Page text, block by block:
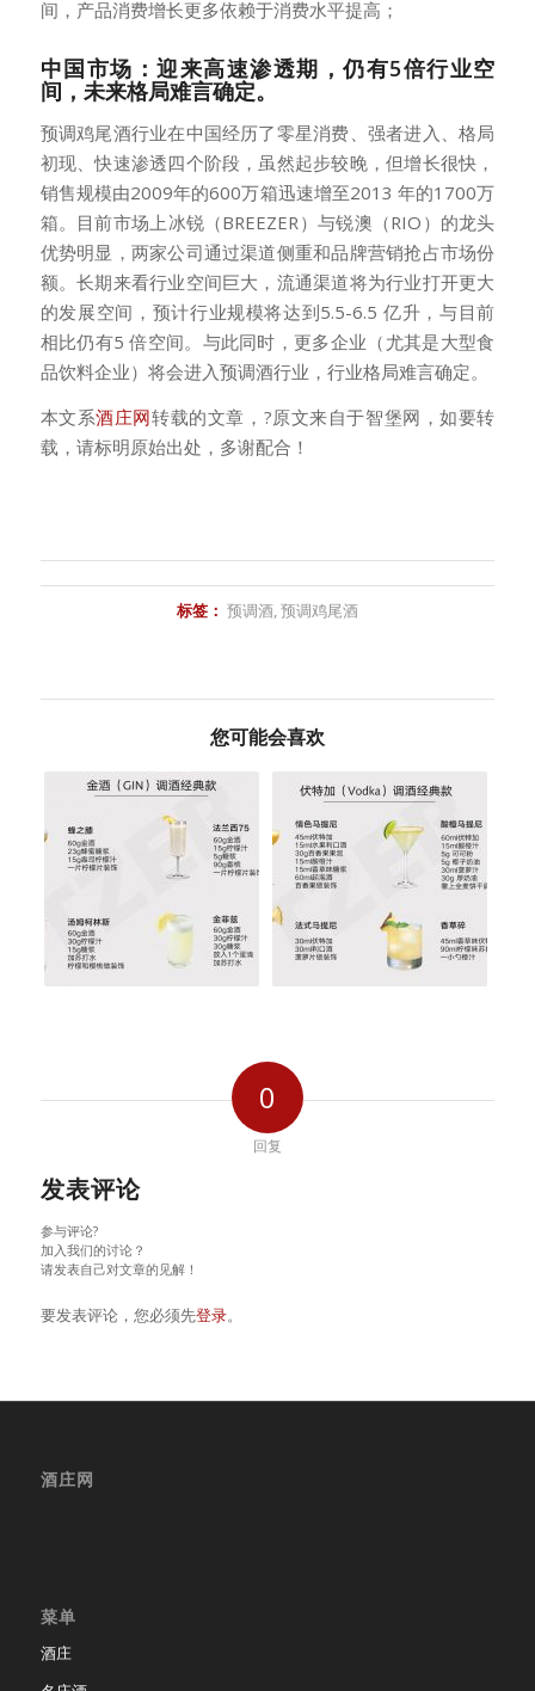
间，产品消费增长更多依赖于消费水平提高；
中国市场：迎来高速渗透期，仍有5倍行业空
间，未来格局难言确定。
预调鸡尾酒行业在中国经历了零星消费、强者进入、格局
初现、快速渗透四个阶段，虽然起步较晚，但增长很快，
销售规模由2009年的600万箱迅速增至2013 年的1700万
箱。目前市场上冰锐（BREEZER）与锐澳（RIO）的龙头
优势明显，两家公司通过渠道侧重和品牌营销抢占市场份
额。长期来看行业空间巨大，流通渠道将为行业打开更大
的发展空间，预计行业规模将达到5.5-6.5 亿升，与目前
相比仍有5 倍空间。与此同时，更多企业（尤其是大型食
品饮料企业）将会进入预调酒行业，行业格局难言确定。
本文系酒庄网转载的文章，?原文来自于智堡网，如要转
载，请标明原始出处，多谢配合！
标签： 预调酒,预调鸡尾酒
您可能会喜欢
0
回复
发表评论
参与评论?
加入我们的讨论？
请发表自己对文章的见解！
要发表评论，您必须先登录。
酒庄网
菜单
酒庄